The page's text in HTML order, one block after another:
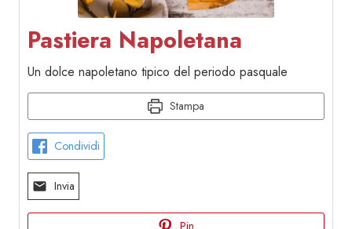
Pastiera Napoletana
Un dolce napoletano tipico del periodo pasquale
Stampa
Condividi
Invia
Pin